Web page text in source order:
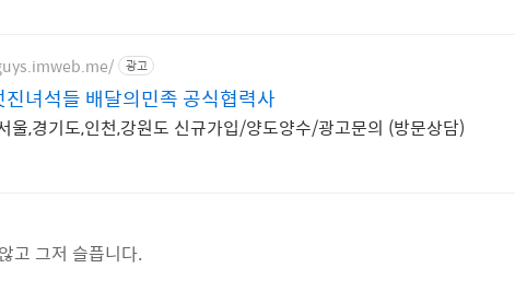
광고
녀석들 배달의민족 공식협력사
울,경기도,인천,강원도 신규가입/양도양수/광고문의 (방문상담)
고 그저 슬픕니다.